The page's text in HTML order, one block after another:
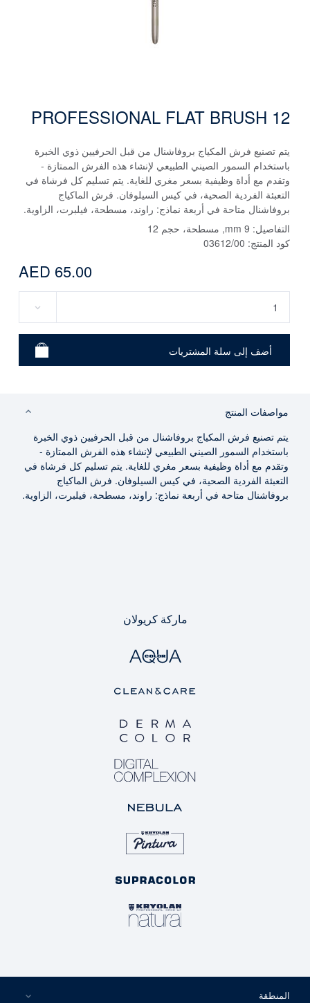
PROFESSIONAL FLAT BRUSH 12
يتم تصنيع فرش المكياج بروفاشنال من قبل الحرفيين ذوي الخبرة
باستخدام السمور الصيني الطبيعي لإنشاء هذه الفرش الممتازة -
وتقدم مع أداة وظيفية بسعر مغري للغاية. يتم تسليم كل فرشاة في
التعبئة الفردية الصحية، في كيس السيلوفان. فرش الماكياج
بروفاشنال متاحة في أربعة نماذج: راوند، مسطحة، فيلبرت، الزاوية.
التفاصيل: 9 mm, مسطحة، حجم 12
كود المنتج: 03612/00
AED 65.00
مواصفات المنتج
يتم تصنيع فرش المكياج بروفاشنال من قبل الحرفيين ذوي الخبرة
باستخدام السمور الصيني الطبيعي لإنشاء هذه الفرش الممتازة -
وتقدم مع أداة وظيفية بسعر مغري للغاية. يتم تسليم كل فرشاة في
التعبئة الفردية الصحية، في كيس السيلوفان. فرش الماكياج
بروفاشنال متاحة في أربعة نماذج: راوند، مسطحة، فيلبرت، الزاوية.
ماركة كريولان
المنطقة